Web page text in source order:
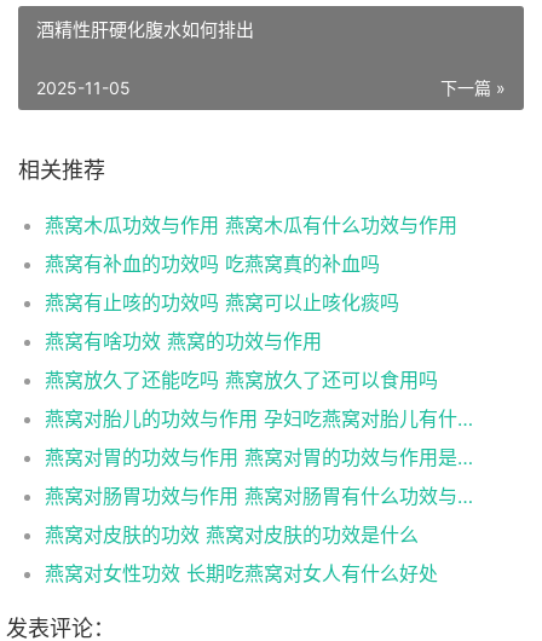
酒精性肝硬化腹水如何排出
下一篇 »
2025-11-05
相关推荐
燕窝木瓜功效与作用 燕窝木瓜有什么功效与作用
燕窝有补血的功效吗 吃燕窝真的补血吗
燕窝有止咳的功效吗 燕窝可以止咳化痰吗
燕窝有啥功效 燕窝的功效与作用
燕窝放久了还能吃吗 燕窝放久了还可以食用吗
燕窝对胎儿的功效与作用 孕妇吃燕窝对胎儿有什么作用
燕窝对胃的功效与作用 燕窝对胃的功效与作用是什么
燕窝对肠胃功效与作用 燕窝对肠胃有什么功效与作用
燕窝对皮肤的功效 燕窝对皮肤的功效是什么
燕窝对女性功效 长期吃燕窝对女人有什么好处
发表评论：